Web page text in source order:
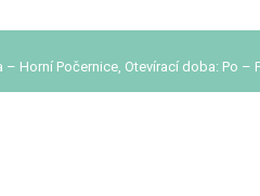
– Horní Počernice, Otevírací doba: Po –